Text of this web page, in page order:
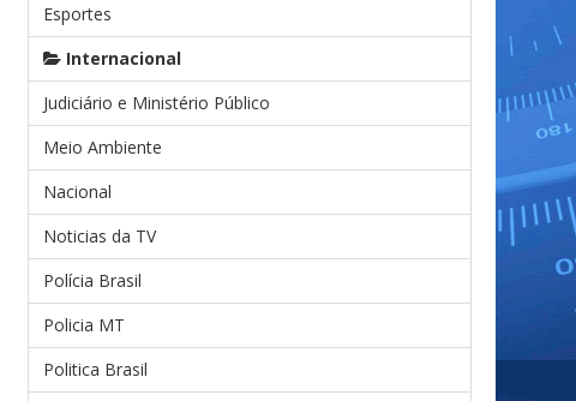
Esportes
Internacional
Judiciário e Ministério Público
Meio Ambiente
Nacional
Noticias da TV
Polícia Brasil
Policia MT
Politica Brasil